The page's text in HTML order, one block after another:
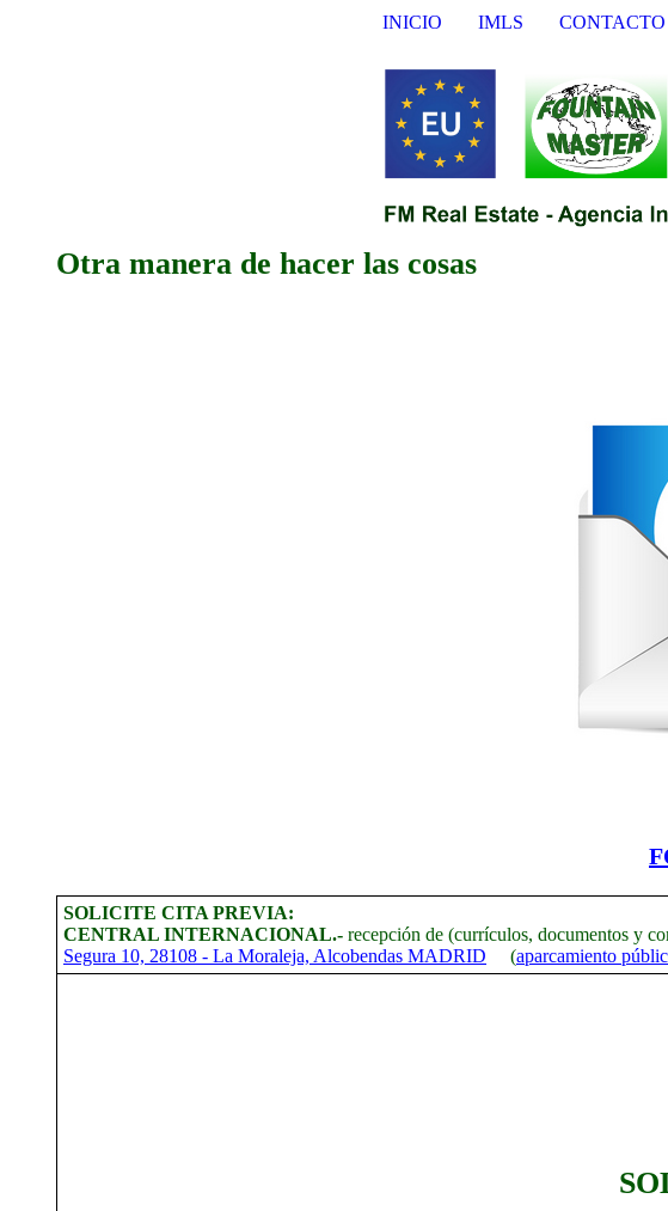
INICIO IMLS CONTACTO
Otra manera de hacer las cosas
SOLICITE CITA PREVIA:
CENTRAL INTERNACIONAL.- recepción de (currículos, documentos y
Segura 10, 28108 - La Moraleja, Alcobendas MADRID (aparcamiento